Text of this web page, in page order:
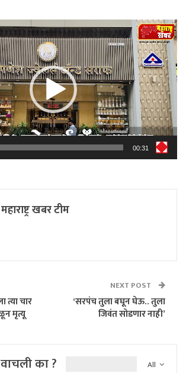
Video
Player
00:31
महाराष्ट्र खबर टीम
त्या चार
मृत्यू
NEXT POST
‘सरपंच तुला बघून घेऊ.. तुला
जिवंत सोडणार नाही’
All
का ?